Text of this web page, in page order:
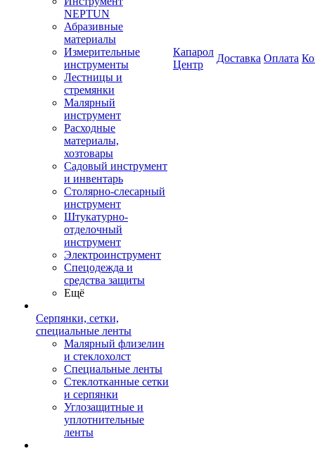
NEPTUN
Абразивные
материалы
Измерительные
инструменты
Лестницы и
стремянки
Малярный
инструмент
Расходные
материалы,
хозтовары
Садовый инструмент
и инвентарь
Столярно-слесарный
инструмент
Штукатурно-
отделочный
инструмент
Электроинструмент
Спецодежда и
средства защиты
Ещё
Серпянки, сетки,
специальные ленты
Малярный флизелин
и стеклохолст
Специальные ленты
Стеклотканные сетки
и серпянки
Углозащитные и
уплотнительные
ленты
Капарол
Центр
Доставка Оплата